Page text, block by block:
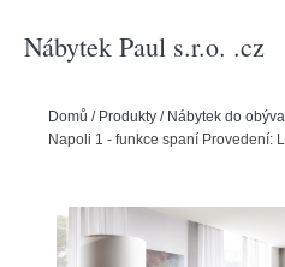
Nábytek Paul s.r.o. .cz
Domů / Produkty / Nábytek do
Napoli 1 - funkce spaní Provedení: